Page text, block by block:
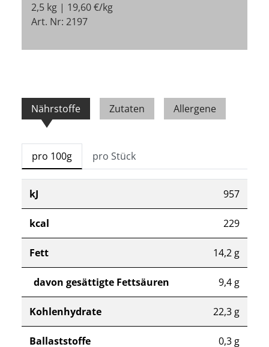
2,5 kg | 19,60 €/kg
Art. Nr: 2197
Nährstoffe Zutaten Allergene
pro 100g pro Stück
kJ 957
kcal 229
Fett 14,2 g
davon gesättigte Fettsäuren 9,4 g
Kohlenhydrate 22,3 g
Ballaststoffe 0,3 g